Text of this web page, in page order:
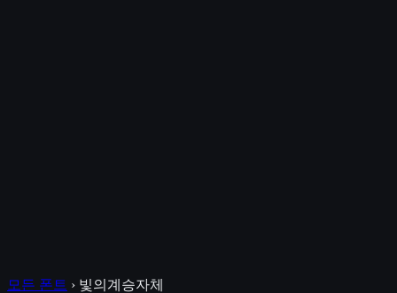
모든 폰트 › 빛의계승자체